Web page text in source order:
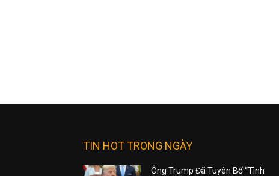
TIN HOT TRONG NGÀY
Ông Trump Đã Tuyên Bố “Tình